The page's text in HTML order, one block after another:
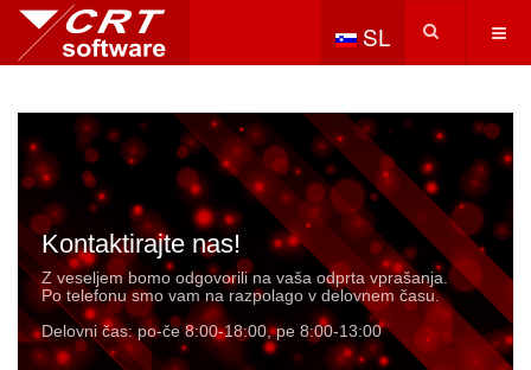
SL
Kontaktirajte nas!
Z veseljem bomo odgovorili na vaša odprta vprašanja.
Po telefonu smo vam na razpolago v delovnem času.
Delovni čas: po-če 8:00-18:00, pe 8:00-13:00